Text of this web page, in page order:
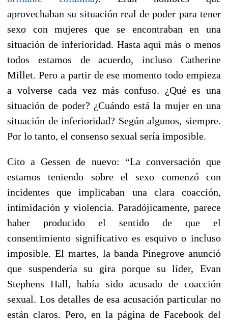
aprovechaban su situación real de poder para tener
sexo con mujeres que se encontraban en una
situación de inferioridad. Hasta aquí más o menos
todos estamos de acuerdo, incluso Catherine
Millet. Pero a partir de ese momento todo empieza
a volverse cada vez más confuso. ¿Qué es una
situación de poder? ¿Cuándo está la mujer en una
situación de inferioridad? Según algunos, siempre.
Por lo tanto, el consenso sexual sería imposible.
Cito a Gessen de nuevo: “La conversación que
estamos teniendo sobre el sexo comenzó con
incidentes que implicaban una clara coacción,
intimidación y violencia. Paradójicamente, parece
haber producido el sentido de que el
consentimiento significativo es esquivo o incluso
imposible. El martes, la banda Pinegrove anunció
que suspendería su gira porque su líder, Evan
Stephens Hall, había sido acusado de coacción
sexual. Los detalles de esa acusación particular no
están claros. Pero, en la página de Facebook del